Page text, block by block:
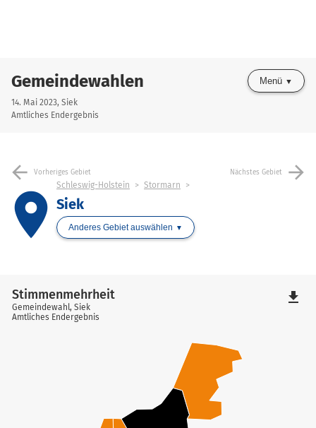
Gemeindewahlen
14. Mai 2023, Siek
Amtliches Endergebnis
Menü
arrow_back Vorheriges Gebiet Nächstes Gebiet arrow_forward
place
Schleswig-Holstein Stormarn
Siek
Anderes Gebiet auswählen
Stimmenmehrheit
Gemeindewahl, Siek
Amtliches Endergebnis
file_download